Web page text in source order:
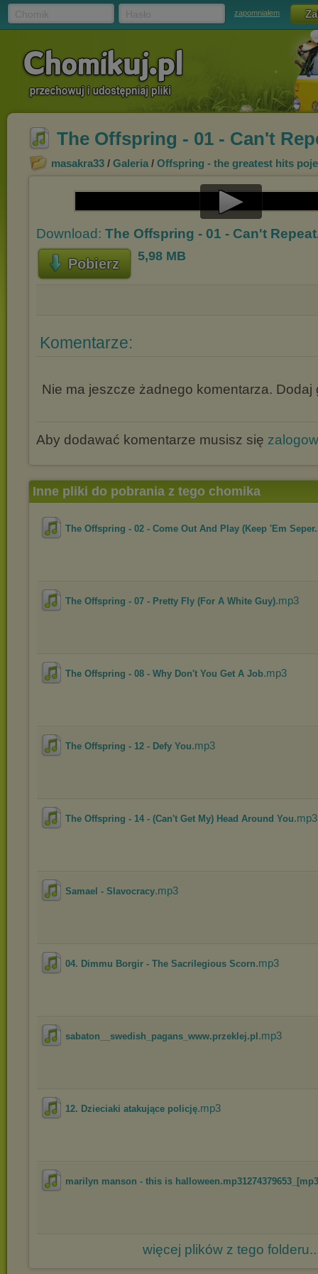
zapomniałem
The Offspring - 01 - Can't
masakra33 / Galeria / Offspring - the greatest hits
Play
Download: The Offspring - 01 - Can't
Pobierz 5,98 MB
Komentarze:
Nie ma jeszcze żadnego komentarza. Dodaj
Aby dodawać komentarze musisz się
Inne pliki do pobrania z tego chomika
The Offspring - 02 - Come Out And Play (Keep 'Em
The Offspring - 07 - Pretty Fly (For A White Guy).mp3
The Offspring - 08 - Why Don't You Get A Job.mp3
The Offspring - 12 - Defy You.mp3
The Offspring - 14 - (Can't Get My) Head Around You.mp3
Samael - Slavocracy.mp3
04. Dimmu Borgir - The Sacrilegious Scorn.mp3
sabaton__swedish_pagans_www.przeklej.pl .mp3
12. Dzieciaki atakujące policję.mp3
marilyn manson - this is
więcej plików z tego